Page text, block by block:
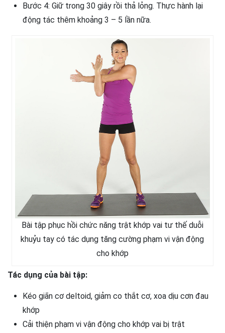
Bước 4: Giữ trong 30 giây rồi thả lỏng. Thực hành lại
động tác thêm khoảng 3 – 5 lần nữa.
Bài tập phục hồi chức năng trật khớp vai tư thế duỗi
khuỷu tay có tác dụng tăng cường phạm vi vận động
cho khớp
Tác dụng của bài tập:
Kéo giãn cơ deltoid, giảm co thắt cơ, xoa dịu cơn đau
khớp
Cải thiện phạm vi vận động cho khớp vai bị trật